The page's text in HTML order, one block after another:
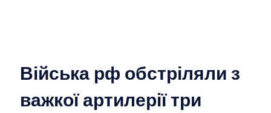
Війська рф обстріляли з
важкої артилерії три